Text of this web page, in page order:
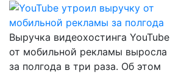
Выручка видеохостинга YouTube
от мобильной рекламы выросла
за полгода в три раза. Об этом